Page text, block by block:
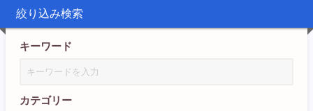
絞り込み検索
キーワード
カテゴリー